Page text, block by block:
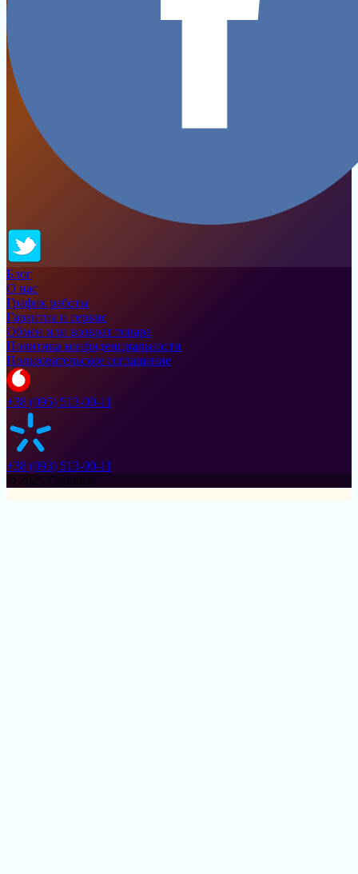
Блог
О нас
График работы
Гарантия и сервис
Обмен или возврат товара
Политика конфиденциальности
Пользовательское соглашение
+38 (095) 513-00-11
+38 (093) 513-00-11
© 2025 Cylinder